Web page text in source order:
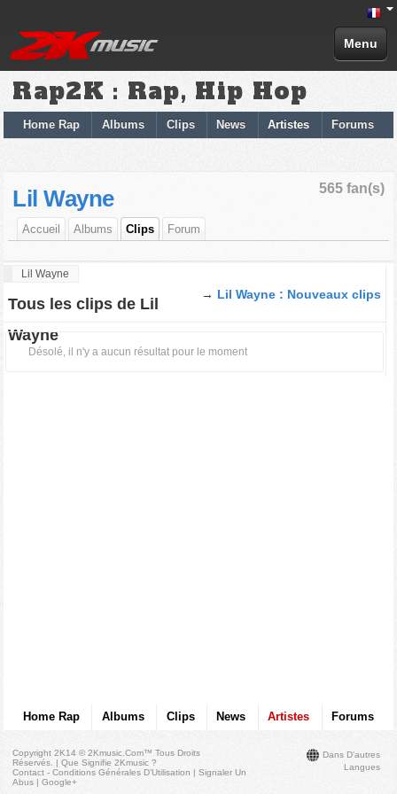
Menu
Rap2K : Rap, Hip Hop
Home Rap Albums Clips News Artistes Forums
565 fan(s)
Lil Wayne
Accueil Albums Clips Forum
Lil Wayne
→ Lil Wayne : Nouveaux clips
Tous les clips de Lil
Wayne
Désolé, il n'y a aucun résultat pour le moment
Home Rap Albums Clips News Artistes Forums
Dans D'autres
Langues
Copyright 2K14 © 2Kmusic.com™Tous Droits
Réservés . |Que Signifie 2Kmusic ?
Contact - Conditions Générales D'Utilisation |Signaler Un
Abus |Google+